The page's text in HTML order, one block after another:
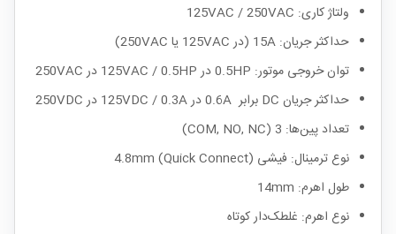
ولتاژ کاری: 125VAC / 250VAC
حداکثر جریان: 15A (در 125VAC یا 250VAC)
توان خروجی موتور: 0.5HP در 125VAC / 0.5HP در 250VAC
حداکثر جریان DC برابر 0.6A در 125VDC / 0.3A در 250VDC
تعداد پین‌ها: 3 (COM, NO, NC)
نوع ترمینال: فیشی 4.8mm (Quick Connect)
طول اهرم: 14mm
نوع اهرم: غلطک‌دار کوتاه